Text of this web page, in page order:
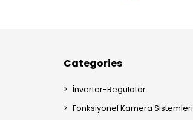
Categories
İnverter-Regülatör
Fonksiyonel Kamera Sistemleri